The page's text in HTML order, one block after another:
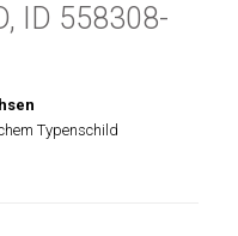
ID 558308-
Typenschild